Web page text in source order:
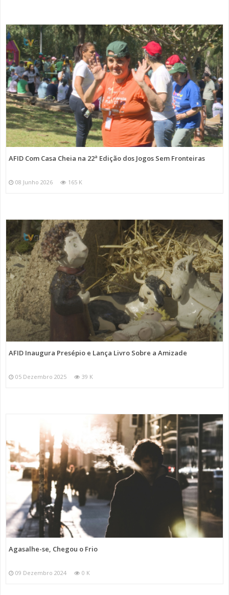
AFID Com Casa Cheia na 22ª Edição dos Jogos Sem Fronteiras
08 Junho 2026 165 K
AFID Inaugura Presépio e Lança Livro Sobre a Amizade
05 Dezembro 2025 39 K
Agasalhe-se, Chegou o Frio
09 Dezembro 2024 0 K